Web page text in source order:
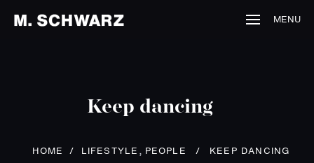
MENU
Keep dancing
HOME / LIFESTYLE , PEOPLE / KEEP DANCING